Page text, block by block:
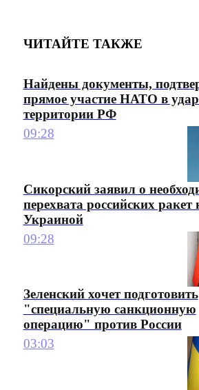
ЧИТАЙТЕ ТАКЖЕ
Найдены документы,
прямое участие НАТО в
территории РФ
09:28
Сикорский заявил о
перехвата российских ракет
Украиной
09:28
Зеленский хочет подготовить
"специальную санкционную
операцию" против России
03:03